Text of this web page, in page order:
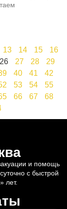
13 14 15
16
26 27 28
29
40 41
42
53 54
55
66 67
68
и помощь
с быстрой
лет.